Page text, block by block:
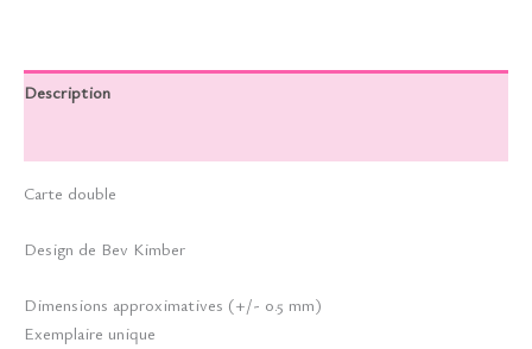
Description
Carte double
Design de Bev Kimber
Dimensions approximatives (+/- 0.5 mm)
Exemplaire unique